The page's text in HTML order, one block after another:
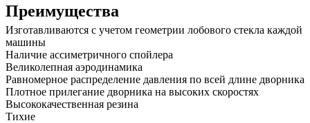
Преимущества
Изготавливаются с учетом геометрии лобового стекла каждой
машины
Наличие ассиметричного спойлера
Великолепная аэродинамика
Равномерное распределение давления по всей длине дворника
Плотное прилегание дворника на высоких скоростях
Высококачественная резина
Тихие